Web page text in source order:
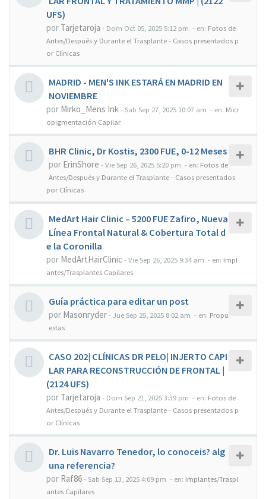
UFS)
por Tarjetaroja - Dom Oct 05, 2025 5:12 pm - en: Fotos de
Antes/Después y Durante el Trasplante - Casos presentados p
or Clínicas
MADRID - MEN'S INK ESTARÁ EN MADRID EN
NOVIEMBRE
por Mirko_Mens Ink- Sab Sep 27, 2025 10:07 am - en: Micr
opigmentación Capilar
BHR Clinic, Dr Kostis, 2300 FUE, 0-12 Meses
por ErinShore -Vie Sep 26, 2025 5:20 pm - en: Fotos de
Antes/Después y Durante el Trasplante - Casos presentados
por Clínicas
MedArt Hair Clinic – 5200 FUE Zafiro, Nueva
Línea Frontal Natural & Cobertura Total d
e la Coronilla
por MedArtHairClinic-Vie Sep 26, 2025 9:34 am - en: Impl
antes/Trasplantes Capilares
Guía práctica para editar un post
por Masonryder-Jue Sep 25, 2025 8:02 am - en: Propu
estas
CASO 202| CLÍNICAS DR PELO| INJERTO CAPI
LAR PARA RECONSTRUCCIÓN DE FRONTAL |
(2124 UFS)
por Tarjetaroja - Dom Sep 21, 2025 3:39 pm - en: Fotos de
Antes/Después y Durante el Trasplante - Casos presentados p
or Clínicas
Dr. Luis Navarro Tenedor, lo conoceis? alg
una referencia?
por Raf86- Sab Sep 13, 2025 4:09 pm - en: Implantes/Traspl
antes Capilares